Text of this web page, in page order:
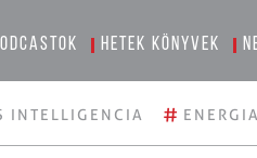
Hetek könyvek
INTELLIGENCIA #